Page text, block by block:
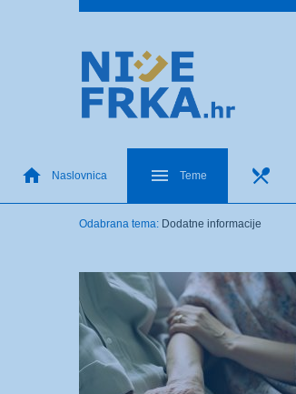
Naslovnica Teme
Odabrana tema: Dodatne informacije